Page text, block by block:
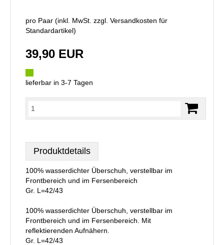
pro Paar (inkl. MwSt. zzgl. Versandkosten für
Standardartikel)
39,90 EUR
lieferbar in 3-7 Tagen
Produktdetails
100% wasserdichter Überschuh, verstellbar im
Frontbereich und im Fersenbereich
Gr. L=42/43
100% wasserdichter Überschuh, verstellbar im
Frontbereich und im Fersenbereich. Mit
reflektierenden Aufnähern.
Gr. L=42/43